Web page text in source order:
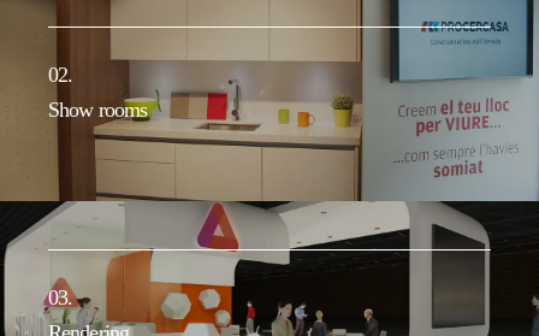
02.
03.